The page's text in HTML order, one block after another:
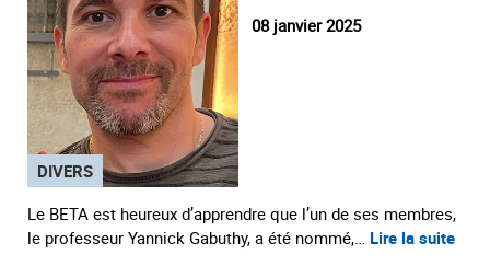
DIVERS
08 janvier 2025
Le BETA est heureux d’apprendre que l’un de ses membres,
le professeur Yannick Gabuthy, a été nommé,… Lire la suite